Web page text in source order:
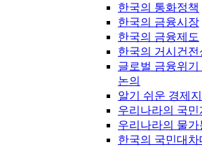
한국의 통화정책
한국의 금융시장
한국의 금융제도
한국의 거시건전
글로벌 금융위
논의
알기 쉬운 경제
우리나라의 국민
우리나라의 물가
한국의 국민대차